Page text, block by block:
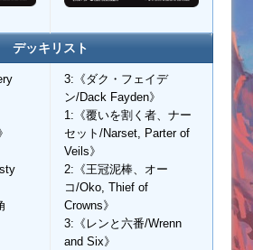
デッキリスト
3:《ダク・フェイデ
ン/Dack Fayden》
1:《覆いを割く者、ナー
セット/Narset, Parter of
Veils》
2:《王冠泥棒、オー
コ/Oko, Thief of
Crowns》
3:《レンと六番/Wrenn
and Six》